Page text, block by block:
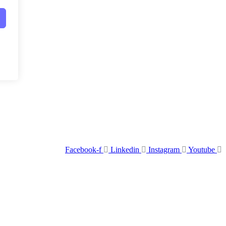
Facebook-f Linkedin Instagram Youtube